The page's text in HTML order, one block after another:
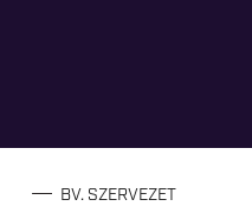
BV. SZERVEZET